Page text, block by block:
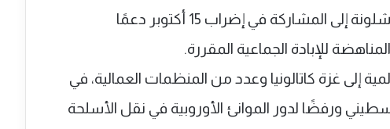
يدعو اتحاد عمال الموانئ عمال ميناء برشلونة إلى المشاركة في إضراب 15 أكتوبر دعمًا
للإبادة الجماعية المقررة.
إلى غزة كاتالونيا وعدد من المنظمات العمالية، في
ورفضًا لدور الموانئ الأوروبية في نقل الأسلحة